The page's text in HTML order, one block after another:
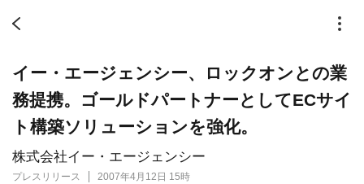
株式会社イー・エージェンシー
プレスリリース 2007年4月12日 15時
イー・エージェンシー、ロックオンとの業
務提携。ゴールドパートナーとしてECサイ
ト構築ソリューションを強化。